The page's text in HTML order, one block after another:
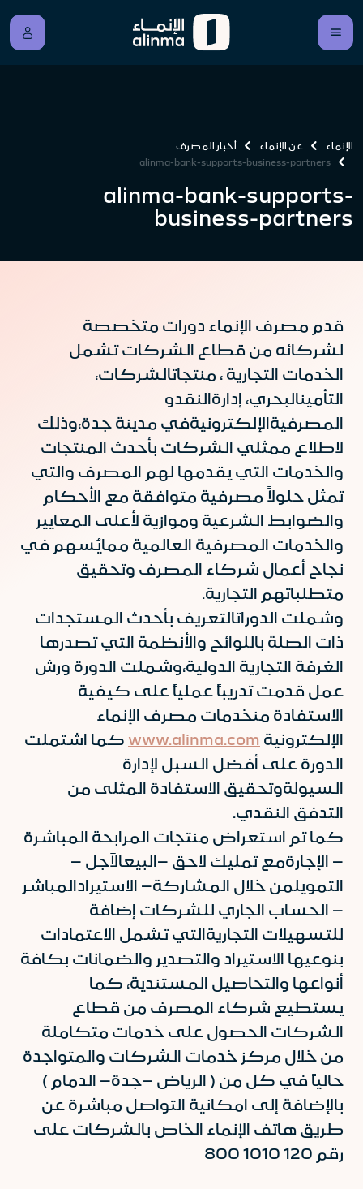
الإنماء عن الإنماء
أخبار المصرف
alinma-bank-supports-business-partners
alinma-bank-supports-
business-partners
قدم مصرف الإنماء دورات متخصصة
لشركائه من قطاع الشركات تشمل
الخدمات التجارية ، منتجاتالشركات،
التأمينالبحري، إدارةالنقدو
المصرفيةالإلكترونيةفي مدينة جدة،وذلك
لاطلاع ممثلي الشركات بأحدث المنتجات
والخدمات التي يقدمها لهم المصرف والتي
تمثل حلولاً مصرفية متوافقة مع الأحكام
والضوابط الشرعية وموازية لأعلى المعايير
والخدمات المصرفية العالمية ممايُسهم في
نجاح أعمال شركاء المصرف وتحقيق
متطلباتهم التجارية.
وشملت الدوراتالتعريف بأحدث المستجدات
ذات الصلة باللوائح والأنظمة التي تصدرها
الغرفة التجارية الدولية،وشملت الدورة ورش
عمل قدمت تدريباً عملياً على كيفية
الاستفادة منخدمات مصرف الإنماء
الإلكترونية www.alinma.com كما اشتملت
الدورة على أفضل السبل لإدارة
السيولةوتحقيق الاستفادة المثلى من
التدفق النقدي.
كما تم استعراض منتجات المرابحة المباشرة
– الإجارةمع تمليك لاحق –البيعالآجل –
التمويلمن خلال المشاركة– الاستيرادالمباشر
– الحساب الجاري للشركات إضافة
للتسهيلات التجاريةالتي تشمل الاعتمادات
بنوعيها الاستيراد والتصدير والضمانات بكافة
أنواعها والتحاصيل المستندية، كما
يستطيع شركاء المصرف من قطاع
الشركات الحصول على خدمات متكاملة
من خلال مركز خدمات الشركات والمتواجدة
حالياً في كل من ( الرياض –جدة– الدمام )
بالإضافة إلى امكانية التواصل مباشرة عن
طريق هاتف الإنماء الخاص بالشركات على
رقم 120 1010 800